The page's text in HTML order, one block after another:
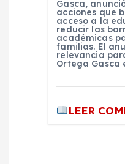
Gasca,
acciones que
acceso a la
reducir las
académicas
familias. El
relevancia
Ortega Gasca
LEER